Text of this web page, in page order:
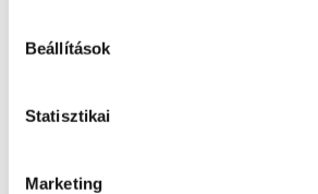
Adatkezelési tájékoztató
Beállítások
Statisztikai
Marketing
5 kg-os